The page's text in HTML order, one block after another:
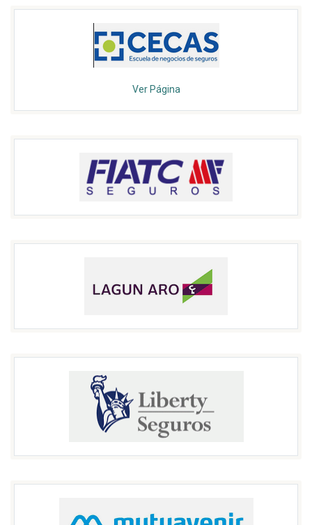
Ver Página